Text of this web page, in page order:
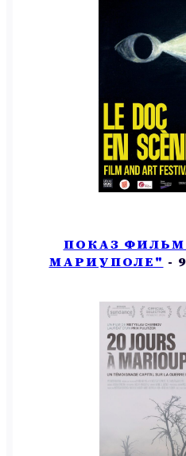
ПОКАЗ
МАРИУПОЛЕ" -